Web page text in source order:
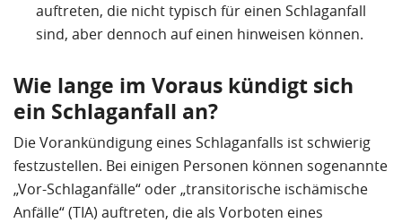
auftreten, die nicht typisch für einen Schlaganfall
sind, aber dennoch auf einen hinweisen können.
Wie lange im Voraus kündigt sich
ein Schlaganfall an?
Die Vorankündigung eines Schlaganfalls ist schwierig
festzustellen. Bei einigen Personen können sogenannte
„Vor-Schlaganfälle“ oder „transitorische ischämische
Anfälle“ (TIA) auftreten, die als Vorboten eines